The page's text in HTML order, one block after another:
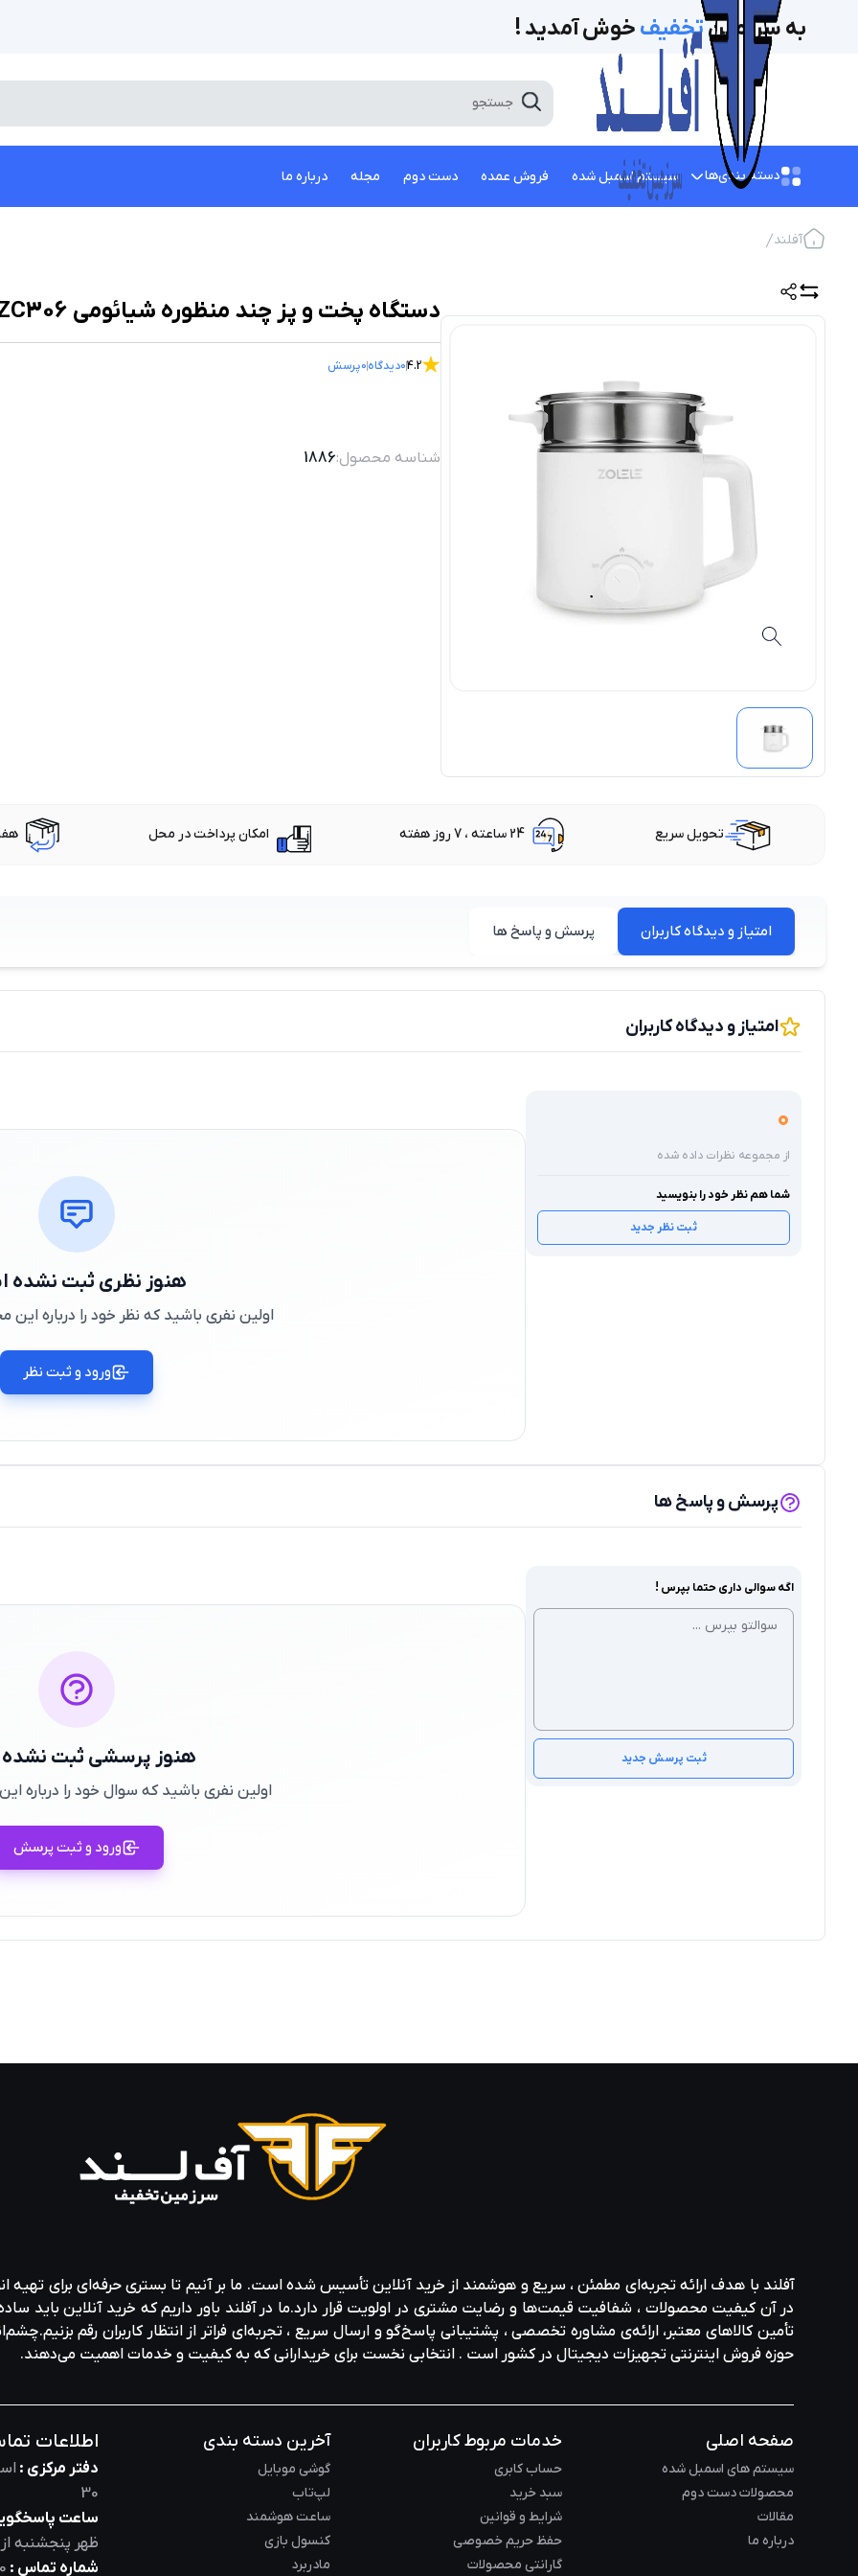
به سرزمینتخفیف‌ خوش آمدید !
دسته بندی‌ها سیستم اسمبل شده فروش عمده دست دوم مجله درباره ما
آفلند
دستگاه پخت و پز چند منظوره شیائومی Zolele ZC306
4.2
0دیدگاه0پرسش
شناسه محصول:1886
تحویل سریع 24 ساعته ، 7 روز هفته امکان پرداخت در محل
امتیاز و دیدگاه کاربران پرسش و پاسخ ها
امتیاز و دیدگاه کاربران
0
از مجموعه نظرات داده شده
شما هم نظر خود را بنویسید
ثبت نظر جدید
هنوز نظری ثبت نشده
اولین نفری باشید که نظر خود را درباره
ورود و ثبت نظر
پرسش و پاسخ ها
اگه سوالی داری حتما بپرس !
ثبت پرسش جدید هنوز پرسشی ثبت
اولین نفری باشید که سوال خود را درباره
ورود و ثبت پرسش
آفلند با هدف ارائه‌ تجربه‌ای مطمئن ، سریع و هوشمند از خرید آنلاین تأسیس شده است. ما بر آنیم تا بستری حرفه‌ای برای تهیه‌
در آن کیفیت محصولات ، شفافیت قیمت‌ها و رضایت مشتری در اولویت قرار دارد.ما در آفلند باور داریم که خرید آنلاین باید
تأمین کالاهای معتبر، ارائه‌ی مشاوره‌ تخصصی ، پشتیبانی پاسخ‌گو و ارسال سریع ، تجربه‌ای فراتر از انتظار کاربران رقم
حوزه‌ فروش اینترنتی تجهیزات دیجیتال در کشور است . انتخابی نخست برای خریدارانی که به کیفیت و خدمات اهمیت می‌دهند.
صفحه اصلی
سیستم های اسمبل شده
محصولات دست دوم
مقالات
درباره ما
خدمات مربوط کاربران
حساب کابری
سبد خرید
شرایط و قوانین
حفظ حریم خصوصی
گارانتی محصولات
آخرین دسته بندی
گوشی موبایل
لپ‌تاب
ساعت هوشمند
کنسول بازی
مادربرد
اطلاعات
دفتر مرکزی :
30
ساعت
ظهر پنجشنبه
شماره تماس :